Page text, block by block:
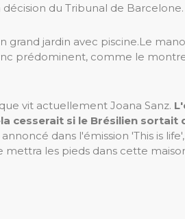
du Tribunal de Barcelone.
grand jardin avec piscine.Le
prédominent, comme le
vit actuellement Joana Sanz.
cesserait si le Brésilien
dans l'émission 'This is
mettra les pieds dans cette